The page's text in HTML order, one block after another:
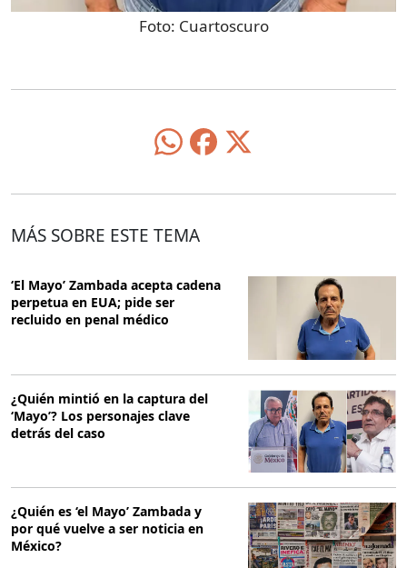
Foto: Cuartoscuro
MÁS SOBRE ESTE TEMA
‘El Mayo’ Zambada acepta cadena
perpetua en EUA; pide ser
recluido en penal médico
¿Quién mintió en la captura del
‘Mayo’? Los personajes clave
detrás del caso
¿Quién es ‘el Mayo’ Zambada y
por qué vuelve a ser noticia en
México?